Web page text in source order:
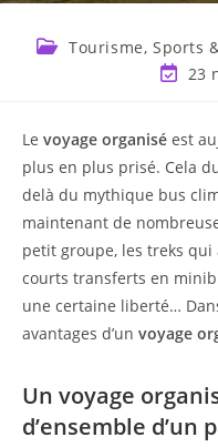
Tourisme, Sports
23
Le voyage organisé est
plus en plus prisé. Cela
delà du mythique bus
maintenant de
petit groupe, les treks
courts transferts en
une certaine liberté…
avantages d’un voyage
Un voyage
d’ensemble d’un